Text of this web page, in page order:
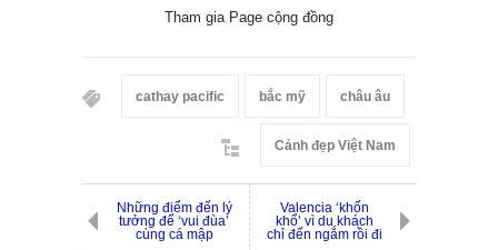
Tham gia Page cộng đồng
cathay pacific bắc mỹ châu âu
Cảnh đẹp Việt Nam
Những điểm đến lý
tưởng để ‘vui đùa’
cùng cá mập
Valencia ‘khốn
khổ’ vì du khách
chỉ đến ngắm rồi đi